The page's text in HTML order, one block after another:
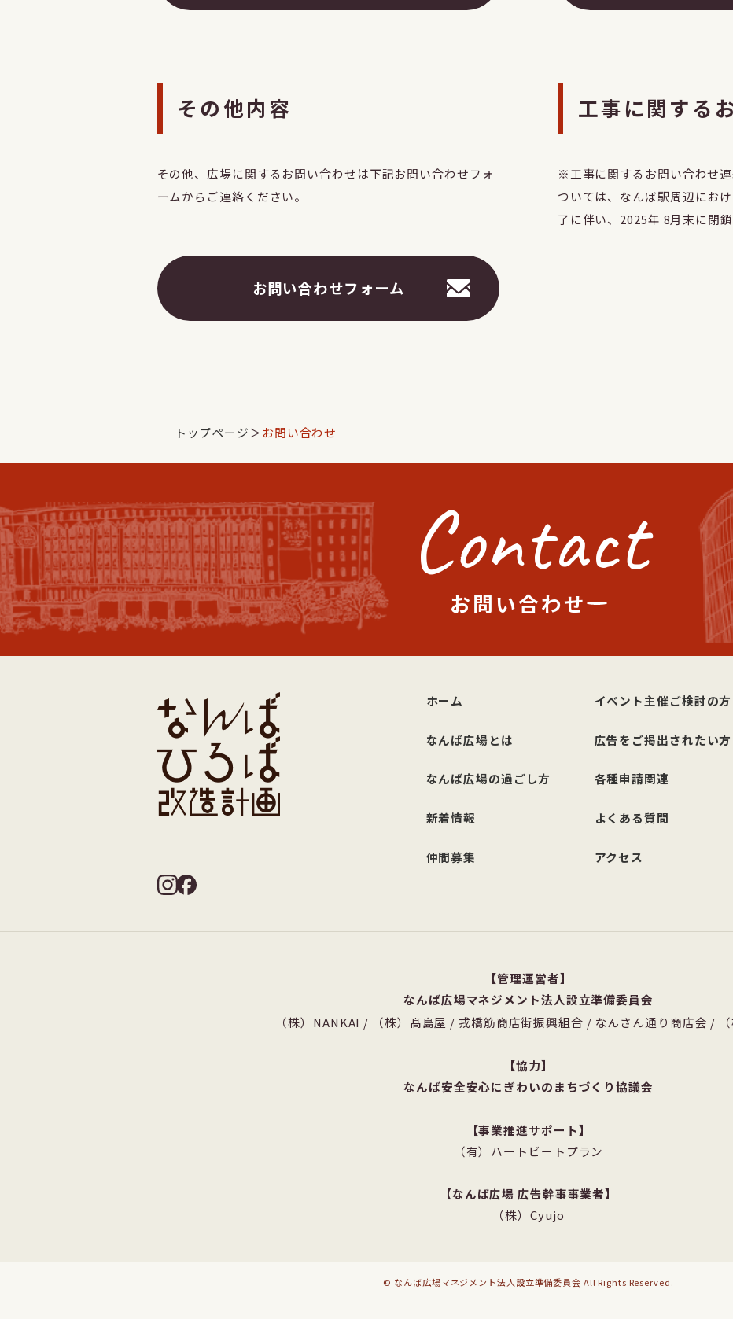
その他内容
その他、広場に関するお問い合わせは下記お問い合わせフォ
ームからご連絡ください。
お問い合わせフォーム
工事に関する
※工事に関するお問い合わせ
ついては、なんば駅周辺にお
了に伴い、2025年 8月末に閉鎖
トップページ＞ お問い合わせ
Contact
お問い合わせ
ホーム
なんば広場とは
なんば広場の過ごし方
新着情報
仲間募集
イベント主催ご検討の方
広告をご掲出されたい方
各種申請関連
よくある質問
アクセス
管理運営者
なんば広場マネジメント法人設立準備委員会
（株）NANKAI / （株）髙島屋 / 戎橋筋商店街振興組合 / なんさん通り商店会 /
協力
なんば安全安心にぎわいのまちづくり協議会
事業推進サポート
（有）ハートビートプラン
なんば広場 広告幹事事業者
（株）Cyujo
© なんば広場マネジメント法人設立準備委員会 All Rights Reserved.